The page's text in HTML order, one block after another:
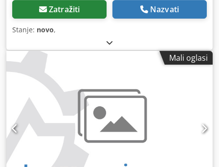
Zatražiti Nazvati
Stanje: novo,
Mali oglasi